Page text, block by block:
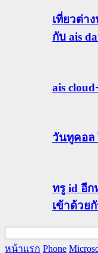
เที่ยวต่า
กับ ais
ais
วันทูคอล
ทรู id อีก
เข้าด้วย
หน้าแรก Phone